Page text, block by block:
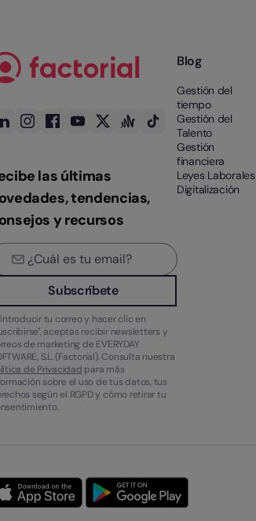
las últimas
tendencias,
y recursos
Subscríbete
tu correo y hacer clic en
aceptas recibir newsletters y
de marketing de EVERYDAY
S.L. (Factorial). Consulta nuestra
de Privacidad para más
sobre el uso de tus datos, tus
según el RGPD y cómo retirar tu
Blog
Gestión del
tiempo
Gestión del
Talento
Gestión
financiera
Leyes Laborales
Digitalización